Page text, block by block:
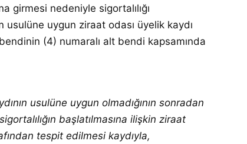
girmesi nedeniyle sigortalılığı
usulüne uygun ziraat odası üyelik kaydı
(4) numaralı alt bendi kapsamında
usulüne uygun olmadığının sonradan
başlatılmasına ilişkin ziraat
tespit edilmesi kaydıyla,